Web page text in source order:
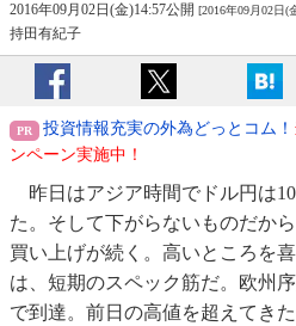
2016年09月02日(金)14:57公開 [2016年09月02日(
持田有紀子
投資情報充実の外為どっとコム！
ンペーン実施中！
昨日はアジア時間でドル円は
た。そして下がらないものだか
買い上げが続く。高いところを
は、短期のスペック筋だ。欧州
で到達。前日の高値を超えてきた